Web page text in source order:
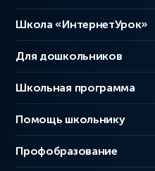
Школа «ИнтернетУрок»
Для дошкольников
Школьная программа
Помощь школьнику
Профобразование